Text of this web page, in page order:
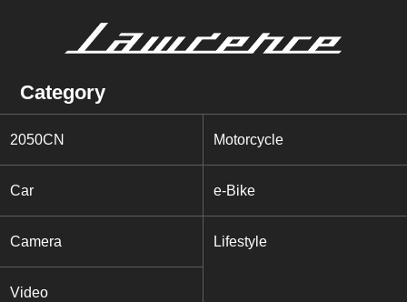
Category
2050CN Motorcycle
Car e-Bike
Camera Lifestyle
Video